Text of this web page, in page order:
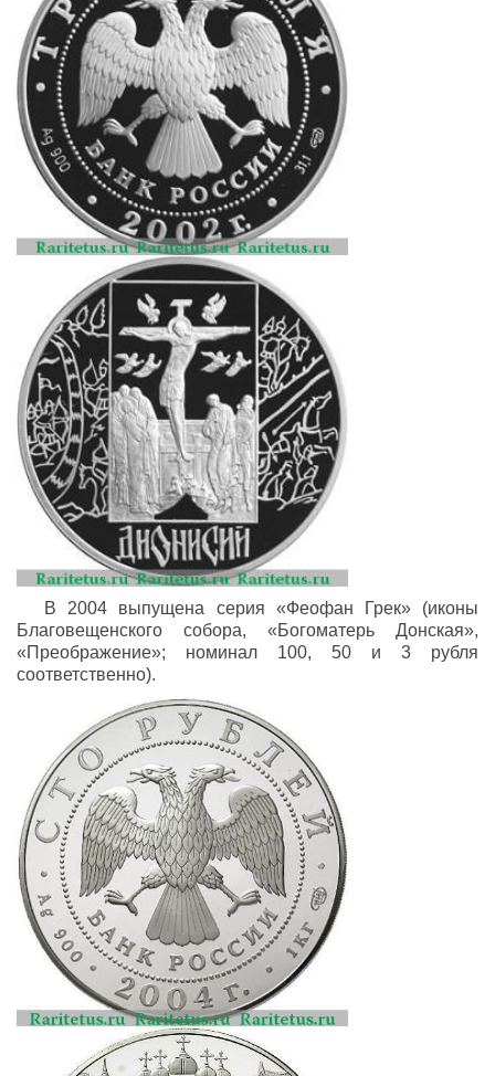
В 2004 выпущена серия «Феофан Грек» (иконы
Благовещенского собора, «Богоматерь Донская»,
«Преображение»; номинал 100, 50 и 3 рубля
соответственно).